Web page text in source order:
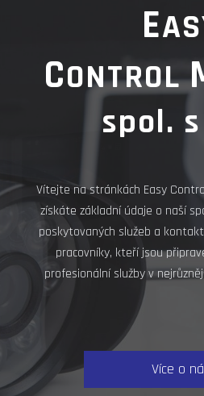
E
CONTROL
spol.
Vítejte na stránkách Easy
získáte základní údaje o naší
poskytovaných služeb a
pracovníky, kteří jsou
profesionální služby v
Více o